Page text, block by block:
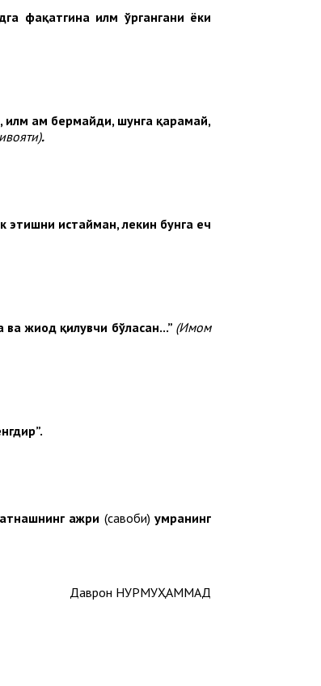
фақатгина илм ўргангани ёки
илм ҳам бермайди, шунга қарамай,
.
этишни истайман, лекин бунга ҳеч
жиҳод қилувчи бўласан...” (Имом
ажри (савоби) умранинг
Даврон НУРМУҲАММАД